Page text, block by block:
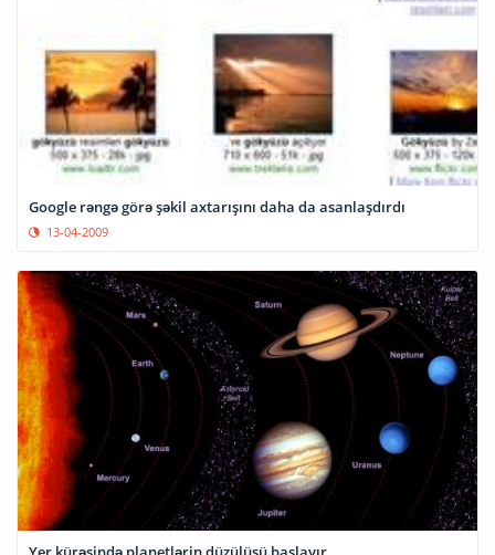
Google rəngə görə şəkil axtarışını daha da asanlaşdırdı
13-04-2009